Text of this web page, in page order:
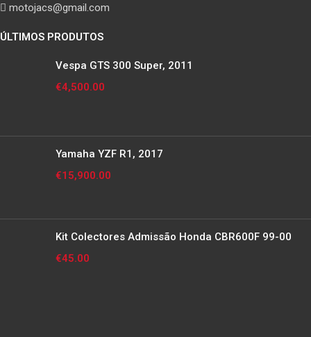
motojacs@gmail.com
ÚLTIMOS PRODUTOS
Vespa GTS 300 Super, 2011
€4,500.00
Yamaha YZF R1, 2017
€15,900.00
Kit Colectores Admissão Honda CBR600F 99-00
€45.00